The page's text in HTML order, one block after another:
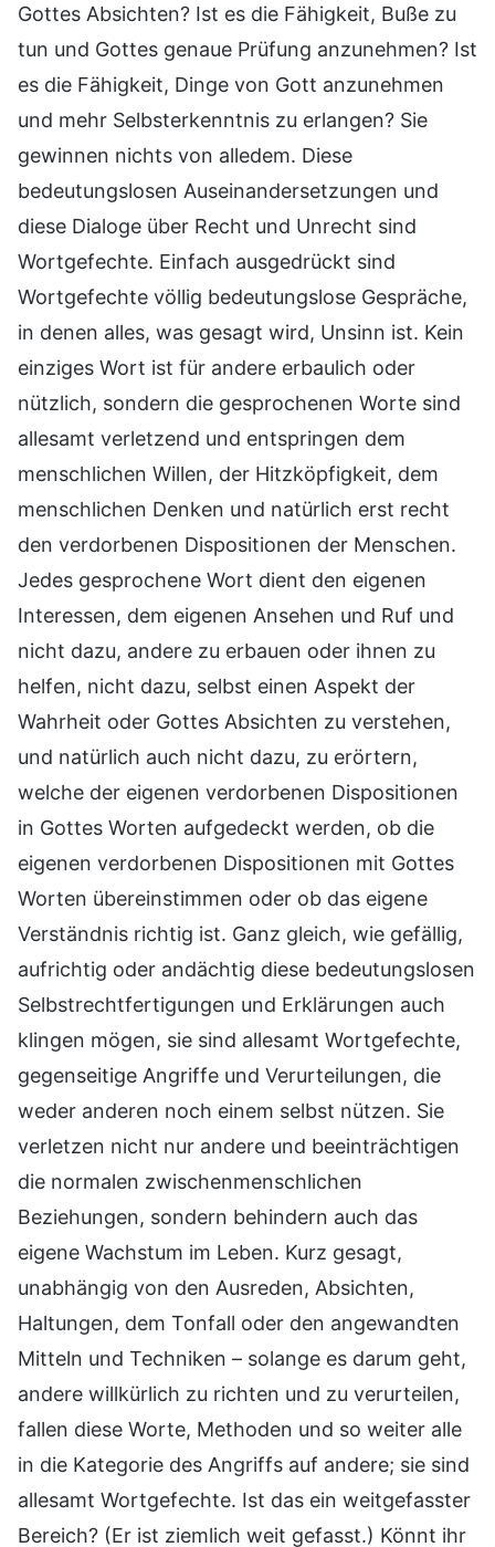
Gottes Absichten? Ist es die Fähigkeit, Buße zu
tun und Gottes genaue Prüfung anzunehmen? Ist
es die Fähigkeit, Dinge von Gott anzunehmen
und mehr Selbsterkenntnis zu erlangen? Sie
gewinnen nichts von alledem. Diese
bedeutungslosen Auseinandersetzungen und
diese Dialoge über Recht und Unrecht sind
Wortgefechte. Einfach ausgedrückt sind
Wortgefechte völlig bedeutungslose Gespräche,
in denen alles, was gesagt wird, Unsinn ist. Kein
einziges Wort ist für andere erbaulich oder
nützlich, sondern die gesprochenen Worte sind
allesamt verletzend und entspringen dem
menschlichen Willen, der Hitzköpfigkeit, dem
menschlichen Denken und natürlich erst recht
den verdorbenen Dispositionen der Menschen.
Jedes gesprochene Wort dient den eigenen
Interessen, dem eigenen Ansehen und Ruf und
nicht dazu, andere zu erbauen oder ihnen zu
helfen, nicht dazu, selbst einen Aspekt der
Wahrheit oder Gottes Absichten zu verstehen,
und natürlich auch nicht dazu, zu erörtern,
welche der eigenen verdorbenen Dispositionen
in Gottes Worten aufgedeckt werden, ob die
eigenen verdorbenen Dispositionen mit Gottes
Worten übereinstimmen oder ob das eigene
Verständnis richtig ist. Ganz gleich, wie gefällig,
aufrichtig oder andächtig diese bedeutungslosen
Selbstrechtfertigungen und Erklärungen auch
klingen mögen, sie sind allesamt Wortgefechte,
gegenseitige Angriffe und Verurteilungen, die
weder anderen noch einem selbst nützen. Sie
verletzen nicht nur andere und beeinträchtigen
die normalen zwischenmenschlichen
Beziehungen, sondern behindern auch das
eigene Wachstum im Leben. Kurz gesagt,
unabhängig von den Ausreden, Absichten,
Haltungen, dem Tonfall oder den angewandten
Mitteln und Techniken – solange es darum geht,
andere willkürlich zu richten und zu verurteilen,
fallen diese Worte, Methoden und so weiter alle
in die Kategorie des Angriffs auf andere; sie sind
allesamt Wortgefechte. Ist das ein weitgefasster
Bereich? (Er ist ziemlich weit gefasst.) Könnt ihr